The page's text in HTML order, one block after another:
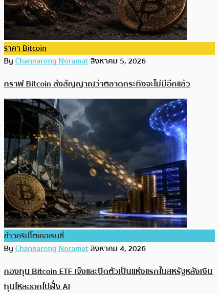
ราคา Bitcoin
ByChannarong Noramatสิงหาคม 5, 2026
กราฟ Bitcoin ส่งสัญญาณว่าตลาดกระทิงจะไม่มีอีกแล้ว
ข่าวคริปโตเคอเรนซี่
ByChannarong Noramatสิงหาคม 4, 2026
กองทุน Bitcoin ETF เจ๊งและปิดตัวเป็นแห่งแรกในสหรัฐหลังเงิน
ทุนไหลออกไปฝั่ง AI